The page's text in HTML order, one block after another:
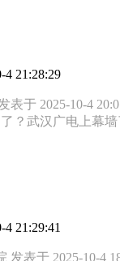
4 21:28:29
表于 2025-10-4
？武汉广电上幕墙
21:29:41
发表于 2025-10-4